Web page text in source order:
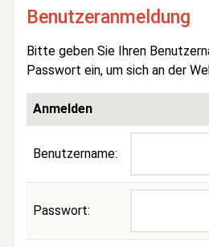
Benutzeranmeldung
Bitte geben Sie Ihren
Passwort ein, um sich an der
Anmelden
Benutzername:
Passwort: